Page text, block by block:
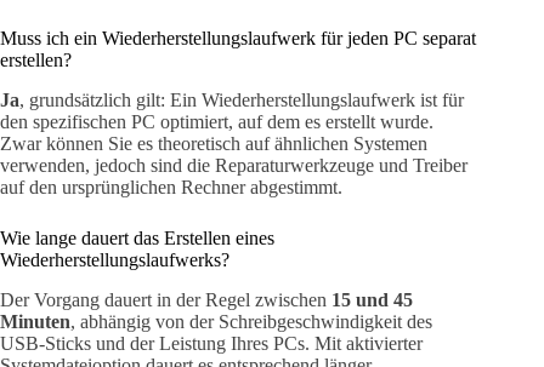
Muss ich ein Wiederherstellungslaufwerk für jeden PC separat
erstellen?
Ja, grundsätzlich gilt: Ein Wiederherstellungslaufwerk ist für
den spezifischen PC optimiert, auf dem es erstellt wurde.
Zwar können Sie es theoretisch auf ähnlichen Systemen
verwenden, jedoch sind die Reparaturwerkzeuge und Treiber
auf den ursprünglichen Rechner abgestimmt.
Wie lange dauert das Erstellen eines
Wiederherstellungslaufwerks?
Der Vorgang dauert in der Regel zwischen 15 und 45
Minuten, abhängig von der Schreibgeschwindigkeit des
USB-Sticks und der Leistung Ihres PCs. Mit aktivierter